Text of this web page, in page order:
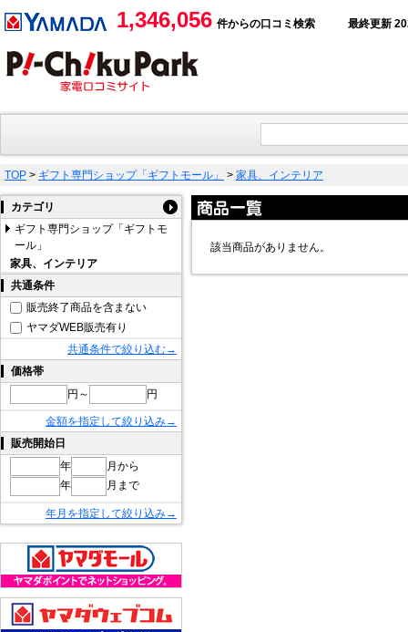
1,346,056 件からの口コミ検索 最終更新
TOP > ギフト専門ショップ「ギフトモール」 > 家具、インテリア
カテゴリ
ギフト専門ショップ「ギフトモ
ール」
家具、インテリア
共通条件
販売終了商品を含まない
ヤマダWEB販売有り
共通条件で絞り込む→
価格帯
円～
円
金額を指定して絞り込み→
販売開始日
年
月から
年
月まで
年月を指定して絞り込み→
該当商品がありません。